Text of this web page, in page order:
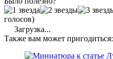
голосов)
Загрузка...
Также вам может пригодиться: